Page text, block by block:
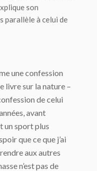
son
parallèle à celui de
une confession
livre sur la nature –
de celui
avant
un sport plus
que ce que j’ai
aux autres
n’est pas de